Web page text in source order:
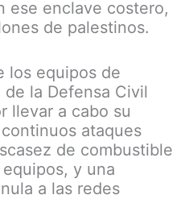
ese enclave costero,
de palestinos.
los equipos de
la Defensa Civil
llevar a cabo su
ataques
de combustible
y una
a las redes